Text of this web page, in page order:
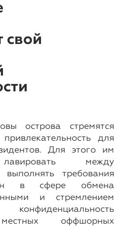
острова стремятся
для
Для этого им
между
выполнять требования
в сфере обмена
и стремлением
оффшорных